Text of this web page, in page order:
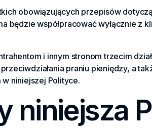
obowiązujących przepisów
będzie współpracować wyłącznie
i innym stronom trzecim
praniu pieniędzy, a
niniejszej Polityce.
niniejsza